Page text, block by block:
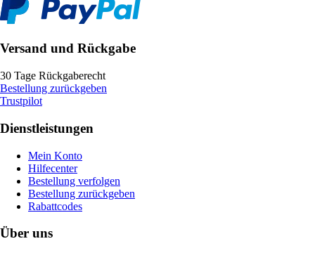
Versand und Rückgabe
30 Tage Rückgaberecht
Bestellung zurückgeben
Trustpilot
Dienstleistungen
Mein Konto
Hilfecenter
Bestellung verfolgen
Bestellung zurückgeben
Rabattcodes
Über uns